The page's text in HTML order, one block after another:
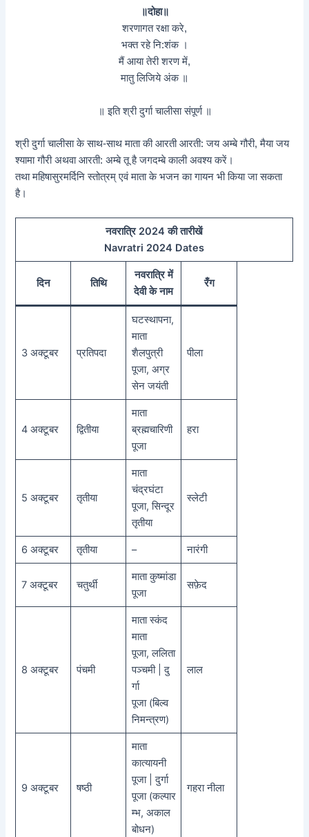
॥दोहा॥
शरणागत रक्षा करे,
भक्त रहे नि:शंक ।
मैं आया तेरी शरण में,
मातु लिजिये अंक ॥
॥ इति श्री दुर्गा चालीसा संपूर्ण ॥
श्री दुर्गा चालीसा के साथ-साथ माता की आरती आरती: जय अम्बे गौरी, मैया जय
श्यामा गौरी अथवा आरती: अम्बे तू है जगदम्बे काली अवश्य करें।
तथा महिषासुरमर्दिनि स्तोत्रम् एवं माता के भजन का गायन भी किया जा सकता
है।
नवरात्रि 2024 की तारीखें
Navratri 2024 Dates
दिन तिथि
नवरात्रि में
देवी के नाम
रँग
3 अक्टूबर प्रतिपदा
घटस्थापना,
माता
शैलपुत्री
पूजा, अग्र
सेन जयंती
पीला
4 अक्टूबर द्वितीया
माता
ब्रह्मचारिणी
पूजा
हरा
5 अक्टूबर तृतीया
माता
चंद्रघंटा
पूजा, सिन्दूर
तृतीया
स्लेटी
6 अक्टूबर तृतीया – नारंगी
7 अक्टूबर चतुर्थी
माता कुष्मांडा
पूजा
सफ़ेद
8 अक्टूबर पंचमी
माता स्कंद
माता
पूजा, ललिता
पञ्चमी | दु
र्गा
पूजा (बिल्व
निमन्त्रण)
लाल
9 अक्टूबर षष्ठी
माता
कात्यायनी
पूजा | दुर्गा
पूजा (कल्पार
म्भ, अकाल
बोधन)
गहरा नीला